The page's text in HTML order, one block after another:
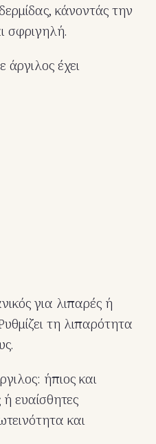
κάνοντάς την
σφριγηλή.
άργιλος έχει
για λιπαρές ή
τη λιπαρότητα
ήπιος και
ευαίσθητες
και